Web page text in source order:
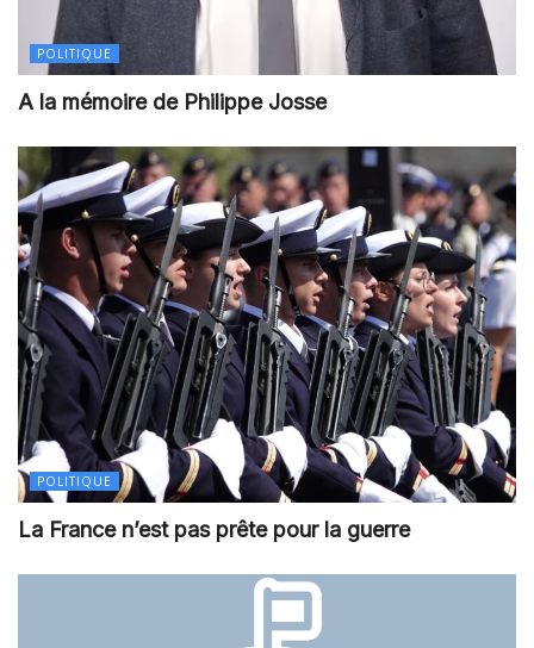
POLITIQUE
A la mémoire de Philippe Josse
POLITIQUE
La France n’est pas prête pour la guerre